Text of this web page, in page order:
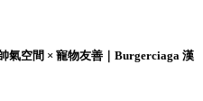
氣空間 × 寵物友善｜Burgerciaga 漢